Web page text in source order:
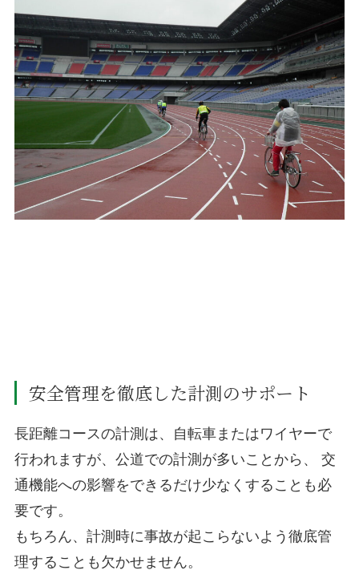
安全管理を徹底した計測のサポート
長距離コースの計測は、自転車またはワイヤーで
行われますが、公道での計測が多いことから、 交
通機能への影響をできるだけ少なくすることも必
要です。
もちろん、計測時に事故が起こらないよう徹底管
理することも欠かせません。